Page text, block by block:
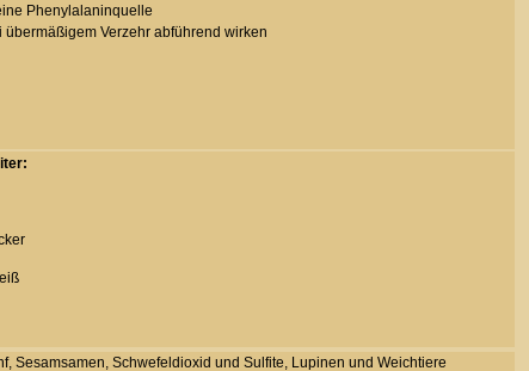
Phenylalaninquelle
übermäßigem Verzehr abführend wirken
Sesamsamen, Schwefeldioxid und Sulfite, Lupinen und Weichtiere